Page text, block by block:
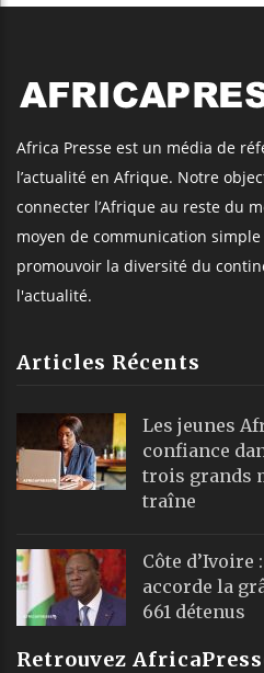
Africa Presse est un média de
l’actualité en Afrique. Notre
connecter l’Afrique au reste du
moyen de communication
promouvoir la diversité du
l'actualité.
Articles Récents
Les jeunes
confiance
trois grands
traîne
Côte d’Ivoire
accorde la
661 détenus
Retrouvez